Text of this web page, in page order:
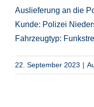
Auslieferung an die
Kunde: Polizei
Fahrzeugtyp:
22. September 2023 |